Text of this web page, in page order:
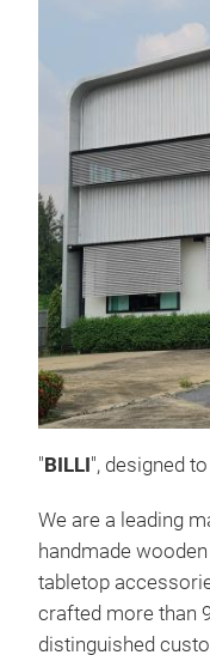
"BILLI", designed
We are a leading
handmade
tabletop
crafted more than
distinguished